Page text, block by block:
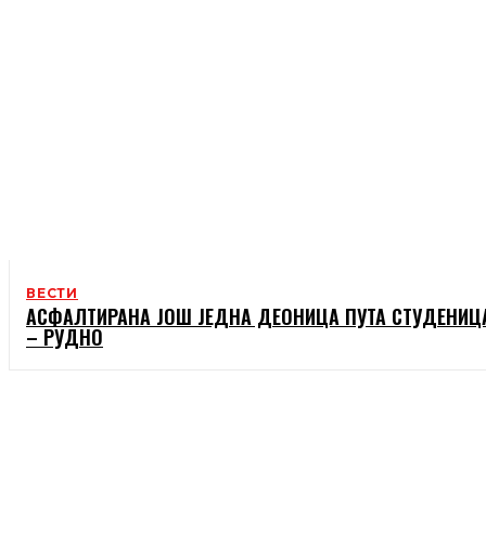
ВЕСТИ
АСФАЛТИРАНА ЈОШ ЈЕДНА ДЕОНИЦА ПУТА
– РУДНО